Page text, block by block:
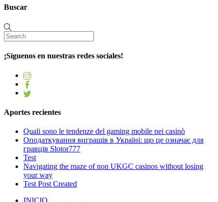
Buscar
¡Síguenos en nuestras redes sociales!
Aportes recientes
Quali sono le tendenze del gaming mobile nei casinò
Оподаткування виграшів в Україні: що це означає для
гравців Slotor777
Test
Navigating the maze of non UKGC casinos without losing
your way
Test Post Created
INICIO